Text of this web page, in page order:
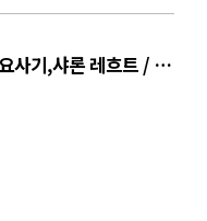
사기,샤론 레흐트 / 형